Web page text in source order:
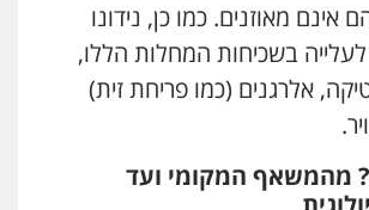
אינם מאוזנים. כמו כן, נידונו
לעלייה בשכיחות המחלות הללו,
אלרגנים (כמו פריחת זית)
מהמשאף המקומי ועד